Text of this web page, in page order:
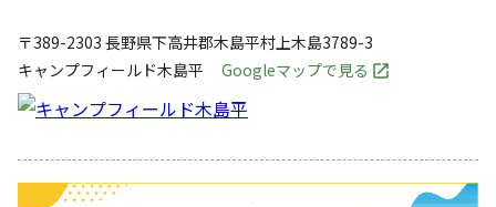
〒389-2303 長野県下高井郡木島平村上木島3789-3
キャンプフィールド木島平
Googleマップで見る
キャンペーン